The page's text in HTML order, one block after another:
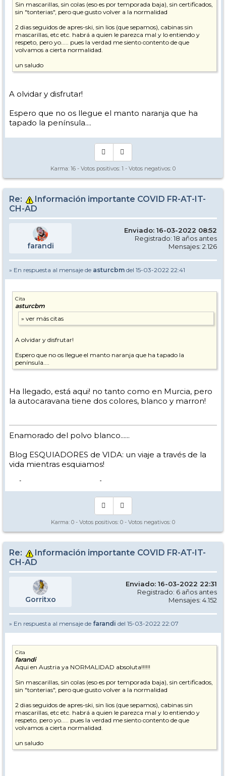
Sin mascarillas, sin colas (eso es por temporada baja), sin certificados,
sin "tonterias", pero que gusto volver a la normalidad
2 dias seguidos de apres-ski, sin lios (que sepamos), cabinas sin
mascarillas, etc etc. habrá a quien le parezca mal y lo entiendo y
respeto, pero yo..... pues la verdad me siento contento de que
volvamos a cierta normalidad.
un saludo
A olvidar y disfrutar!
Espero que no os llegue el manto naranja que ha
tapado la península....
Karma: 16 - Votos positivos: 1 - Votos negativos: 0
Re:
Información importante COVID FR-AT-IT-
CH-AD
farandi
Enviado: 16-03-2022 08:52
Registrado: 18 años antes
Mensajes: 2.126
» En respuesta al mensaje de asturcbm del 15-03-2022 22:41
Cita
asturcbm
A olvidar y disfrutar!
Espero que no os llegue el manto naranja que ha tapado la
península....
Ha llegado, está aqui! no tanto como en Murcia, pero
la autocaravana tiene dos colores, blanco y marron!
Enamorado del polvo blanco......
Blog ESQUIADORES de VIDA: un viaje a través de la
vida mientras esquiamos!
-> [
]
Karma: 0 - Votos positivos: 0 - Votos negativos: 0
Re:
Información importante COVID FR-AT-IT-
CH-AD
Gorritxo
Enviado: 16-03-2022 22:31
Registrado: 6 años antes
Mensajes: 4.152
» En respuesta al mensaje de farandi del 15-03-2022 22:07
Cita
farandi
Aqui en Austria ya NORMALIDAD absoluta!!!!!!
Sin mascarillas, sin colas (eso es por temporada baja), sin certificados,
sin "tonterias", pero que gusto volver a la normalidad
2 dias seguidos de apres-ski, sin lios (que sepamos), cabinas sin
mascarillas, etc etc. habrá a quien le parezca mal y lo entiendo y
respeto, pero yo..... pues la verdad me siento contento de que
volvamos a cierta normalidad.
un saludo